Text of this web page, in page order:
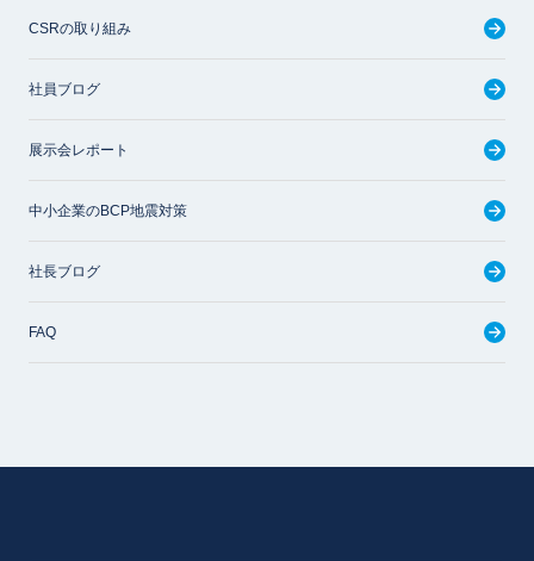
CSRの取り組み
社員ブログ
展示会レポート
中小企業のBCP地震対策
社長ブログ
FAQ